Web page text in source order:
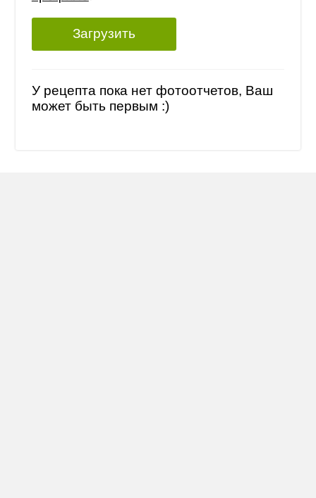
Загрузить
У рецепта пока нет фотоотчетов, Ваш
может быть первым :)